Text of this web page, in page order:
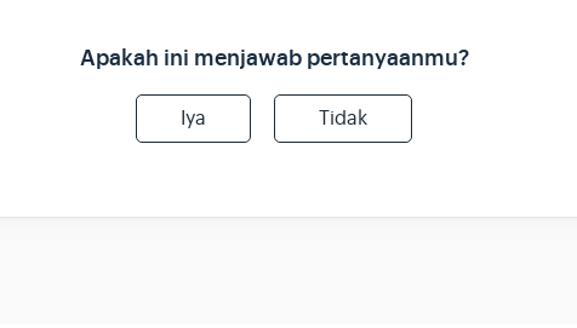
Apakah ini menjawab pertanyaanmu?
Iya Tidak